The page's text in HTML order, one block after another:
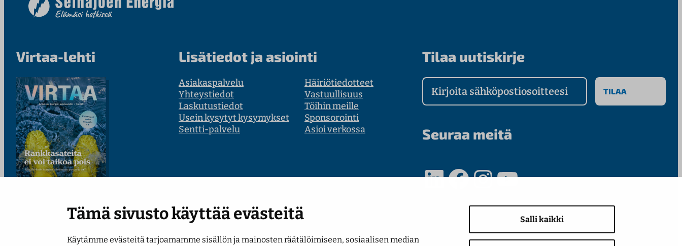
Tämä sivusto käyttää evästeitä
Käytämme evästeitä tarjoamamme sisällön ja mainosten räätälöimiseen, sosiaalisen median
Salli kaikki
Virtaa-lehti
Lue uusin numero
Lisätiedot ja asiointi
Asiakaspalvelu
Yhteystiedot
Laskutustiedot
Usein kysytyt kysymykset
Sentti-palvelu
Häiriötiedotteet
Vastuullisuus
Töihin meille
Sponsorointi
Asioi verkossa
Tilaa uutiskirje
Kirjoita sähköpostiosoitteesi
Seuraa meitä
LinkedIn Facebook InstagramYouTube